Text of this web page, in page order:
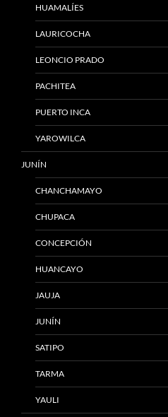
HUAMALÍES
LAURICOCHA
LEONCIO PRADO
PACHITEA
PUERTO INCA
YAROWILCA
JUNÍN
CHANCHAMAYO
CHUPACA
CONCEPCIÓN
HUANCAYO
JAUJA
JUNÍN
SATIPO
TARMA
YAULI